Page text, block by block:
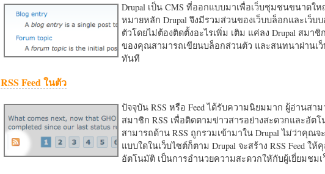
Drupal เป็น CMS ที่ออกแบบมาเพื่อเว็บชุมชนขนาดให
หมายหลัก Drupal จึงมีรวมส่วนของเว็บบล็อกและเว็บ
ตัวโดยไม่ต้องติดตั้งอะไรเพิ่ม เติม แค่ลง Drupal สมาชิ
ของคุณสามารถเขียนบล็อกส่วนตัว และสนทนาผ่านเว็
ทันที
RSS Feed ในตัว
ปัจจุบัน RSS หรือ Feed ได้รับความนิยมมาก ผู้อ่านสา
สมาชิก RSS เพื่อติดตามข่าวสารอย่างสะดวกและอัต
สามารถด้าน RSS ถูกรวมเข้ามาใน Drupal ไม่ว่าคุณจ
แบบใดในเว็บไซต์ก็ตาม Drupal จะสร้าง RSS Feed ให้
อัตโนมัติ เป็นการอำนวยความสะดวกใหักับผู้เยี่ยมชม